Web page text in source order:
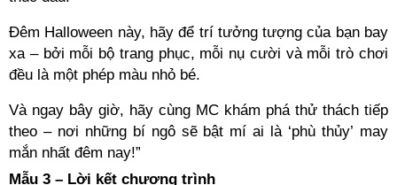
Đêm Halloween này, hãy để trí tưởng tượng của bạn bay
xa – bởi mỗi bộ trang phục, mỗi nụ cười và mỗi trò chơi
đều là một phép màu nhỏ bé.
Và ngay bây giờ, hãy cùng MC khám phá thử thách tiếp
theo – nơi những bí ngô sẽ bật mí ai là ‘phù thủy’ may
mắn nhất đêm nay!”
Mẫu 3 – Lời kết chương trình